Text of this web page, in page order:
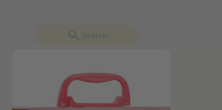
Search